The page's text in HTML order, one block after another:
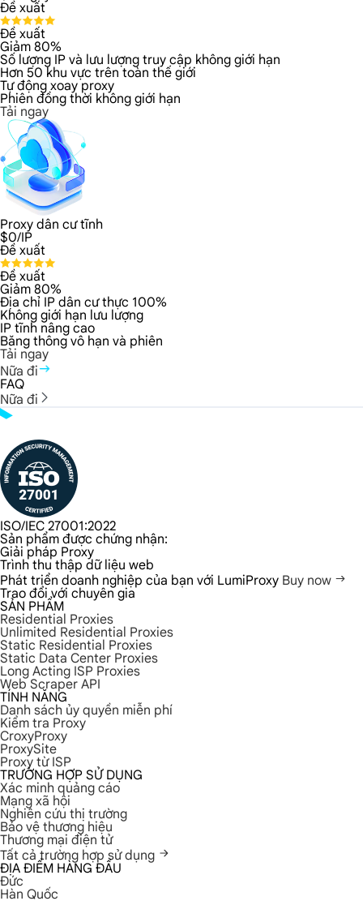
Đề xuất
Đề xuất
Giảm 80%
Số lượng IP và lưu lượng truy cập không giới hạn
Hơn 50 khu vực trên toàn thế giới
Tự động xoay proxy
Phiên đồng thời không giới hạn
Tải ngay
Proxy dân cư tĩnh
$0/IP
Đề xuất
Đề xuất
Giảm 80%
Địa chỉ IP dân cư thực 100%
Không giới hạn lưu lượng
IP tĩnh nâng cao
Băng thông vô hạn và phiên
Tải ngay
Nữa đi
FAQ
Nữa đi
ISO/IEC 27001:2022
Sản phẩm được chứng nhận:
Giải pháp Proxy
Trình thu thập dữ liệu web
Phát triển doanh nghiệp của bạn với LumiProxy Buy now
Trao đổi với chuyên gia
SẢN PHẨM
Residential Proxies
Unlimited Residential Proxies
Static Residential Proxies
Static Data Center Proxies
Long Acting ISP Proxies
Web Scraper API
TÍNH NĂNG
Danh sách ủy quyền miễn phí
Kiểm tra Proxy
CroxyProxy
ProxySite
Proxy từ ISP
TRƯỜNG HỢP SỬ DỤNG
Xác minh quảng cáo
Mạng xã hội
Nghiên cứu thị trường
Bảo vệ thương hiệu
Thương mại điện tử
Tất cả trường hợp sử dụng
ĐỊA ĐIỂM HÀNG ĐẦU
Đức
Hàn Quốc